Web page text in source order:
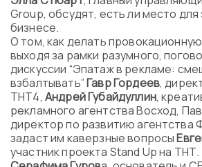
Group, обсудят, есть ли место для
бизнесе.
О том, как делать
выходя за рамки разумного,
дискуссии “Эпатаж в рекламе:
взбалтывать”Гавр Гордеев,
ТНТ4, Андрей Губайдуллин,
рекламного агентства Восход,
директор по развитию агентства
задаст им каверзные вопросы
участник проекта Stand Up на ТНТ.